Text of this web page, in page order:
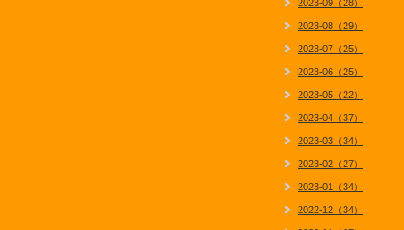
2023-09（28）
2023-08（29）
2023-07（25）
2023-06（25）
2023-05（22）
2023-04（37）
2023-03（34）
2023-02（27）
2023-01（34）
2022-12（34）